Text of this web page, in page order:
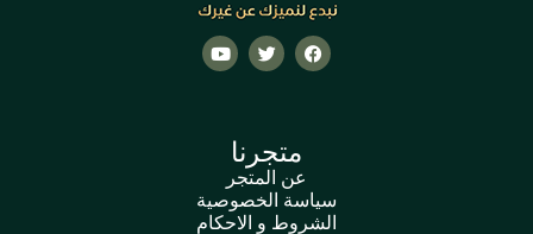
متجرنا
عن المتجر
سياسة الخصوصية
الشروط و الاحكام